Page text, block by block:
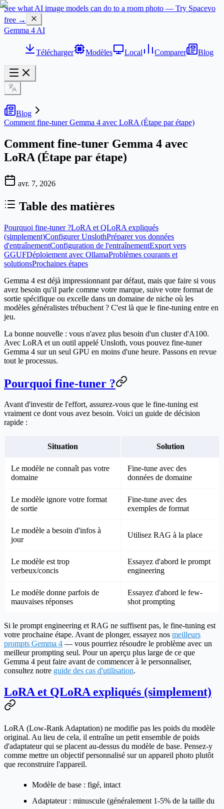
See what AI image models can do to a room photo — Try Spacevo
free →
Gemma 4 AI
Télécharger Modèles Local Comparer Blog
Blog
Comment fine-tuner Gemma 4 avec LoRA (Étape par étape)
Comment fine-tuner Gemma 4 avec
LoRA (Étape par étape)
avr. 7, 2026
Table des matières
Pourquoi fine-tuner ?LoRA et QLoRA expliqués
(simplement)Configurer UnslothPréparer vos données
d'entraînementConfiguration de l'entraînementExport vers
GGUFDéploiement avec OllamaProblèmes courants et
solutionsProchaines étapes
Gemma 4 est déjà impressionnant par défaut, mais que faire si vous
avez besoin qu'il parle comme votre marque, suive votre format de
sortie spécifique ou excelle dans un domaine de niche où les
modèles généralistes trébuchent ? C'est là que le fine-tuning entre en
jeu.
La bonne nouvelle : vous n'avez plus besoin d'un cluster d'A100.
Avec LoRA et un outil appelé Unsloth, vous pouvez fine-tuner
Gemma 4 sur un seul GPU en moins d'une heure. Passons en revue
tout le processus.
Pourquoi fine-tuner ?
Avant d'investir de l'effort, assurez-vous que le fine-tuning est
vraiment ce dont vous avez besoin. Voici un guide de décision
rapide :
Situation Solution
Le modèle ne connaît pas votre
domaine
Fine-tune avec des
données de domaine
Le modèle ignore votre format
de sortie
Fine-tune avec des
exemples de format
Le modèle a besoin d'infos à
jour
Utilisez RAG à la place
Le modèle est trop
verbeux/concis
Essayez d'abord le prompt
engineering
Le modèle donne parfois de
mauvaises réponses
Essayez d'abord le few-
shot prompting
Si le prompt engineering et RAG ne suffisent pas, le fine-tuning est
votre prochaine étape. Avant de plonger, essayez nos meilleurs
prompts Gemma 4 — vous pourriez résoudre le problème avec un
meilleur prompting seul. Pour un aperçu plus large de ce que
Gemma 4 peut faire avant de commencer à le personnaliser,
consultez notre guide des cas d'utilisation.
LoRA et QLoRA expliqués (simplement)
LoRA (Low-Rank Adaptation) ne modifie pas les poids du modèle
original. Au lieu de cela, il entraîne un petit ensemble de poids
d'adaptateur qui se placent au-dessus du modèle de base. Pensez-y
comme mettre un objectif personnalisé sur un appareil photo plutôt
que reconstruire l'appareil.
Modèle de base : figé, intact
Adaptateur : minuscule (généralement 1-5% de la taille du